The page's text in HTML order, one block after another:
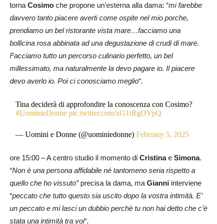
torna Cosimo che propone un’esterna alla dama: “mi farebbe
davvero tanto piacere averti come ospite nel mio porche,
prendiamo un bel ristorante vista mare…facciamo una
bollicina rosa abbinata ad una degustazione di crudi di mare.
Facciamo tutto un percorso culinario perfetto, un bel
millessimato, ma naturalmente la devo pagare io. Il piacere
devo averlo io. Poi ci conosciamo meglio“.
Tina deciderà di approfondire la conoscenza con Cosimo?
#UominieDonne pic.twitter.com/xG1tRgOYpQ
— Uomini e Donne (@uominiedonne)February 5, 2025
ore 15:00 – A centro studio il momento di Cristinae Simona.
“Non è una persona affidabile né tantomeno seria rispetto a
quello che ho vissuto”precisa la dama, ma Gianni interviene
“peccato che tutto questo sia uscito dopo la vostra intimità. E’
un peccato e mi lasci un dubbio perchè tu non hai detto che c’è
stata una intimità tra voi“.